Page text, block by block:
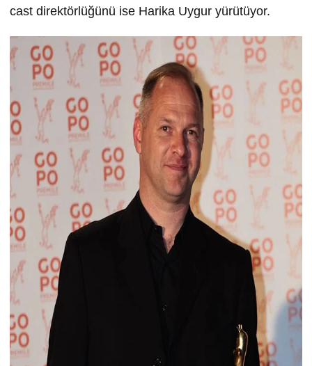
cast direktörlüğünü ise Harika Uygur yürütüyor.